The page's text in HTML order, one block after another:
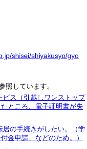
shisei/shiyakusyo/gyo
照しています。
ス（引越しワンストップ
ところ、電子証明書が失
の手続きがしたい。（学
金申請、などのため。）